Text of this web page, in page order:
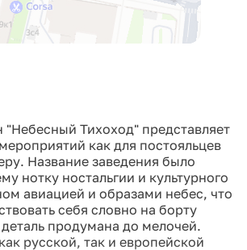
Тихоход" представляет
как для постояльцев
Название заведения было
нотку ностальгии и культурного
авиацией и образами небес, что
себя словно на борту
продумана до мелочей.
русской, так и европейской